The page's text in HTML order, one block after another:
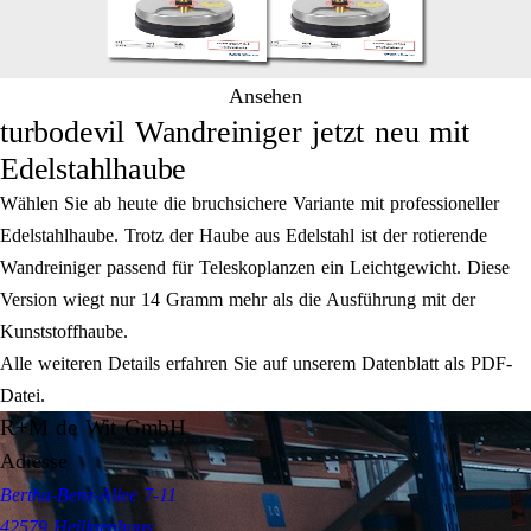
Ansehen
turbodevil Wandreiniger jetzt neu mit
Edelstahlhaube
Wählen Sie ab heute die bruchsichere Variante mit professioneller
Edelstahlhaube. Trotz der Haube aus Edelstahl ist der rotierende
Wandreiniger passend für Teleskoplanzen ein Leichtgewicht. Diese
Version wiegt nur 14 Gramm mehr als die Ausführung mit der
Kunststoffhaube.
Alle weiteren Details erfahren Sie auf unserem Datenblatt als PDF-
Datei.
R+M de Wit GmbH
Adresse
Bertha-Benz-Allee 7-11
42579 Heiligenhaus